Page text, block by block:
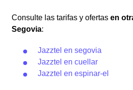
Consulte las tarifas y ofertas en
Segovia:
Jazztel en segovia
Jazztel en cuellar
Jazztel en espinar-el